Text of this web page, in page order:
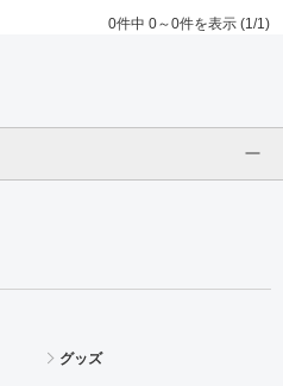
0件中 0～0件を表示 (1/1)
グッズ